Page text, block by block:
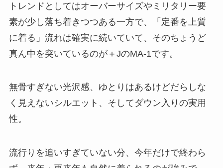
トレンドとしてはオーバーサイズやミリタリー要
素が少し落ち着きつつある一方で、「定番を上質
に着る」流れは確実に続いていて、そのちょうど
真ん中を突いているのが＋JのMA-1です。
無骨すぎない光沢感、ゆとりはあるけどだらしな
く見えないシルエット、そしてダウン入りの実用
性。
流行りを追いすぎていない分、今年だけで終わら